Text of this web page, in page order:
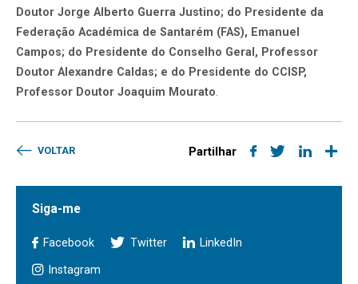
Doutor Jorge Alberto Guerra Justino; do Presidente da
Federação Académica de Santarém (FAS), Emanuel
Campos; do Presidente do Conselho Geral, Professor
Doutor Alexandre Caldas; e do Presidente do CCISP,
Professor Doutor Joaquim Mourato.
VOLTAR Partilhar
Siga-me
Facebook Twitter LinkedIn
Instagram